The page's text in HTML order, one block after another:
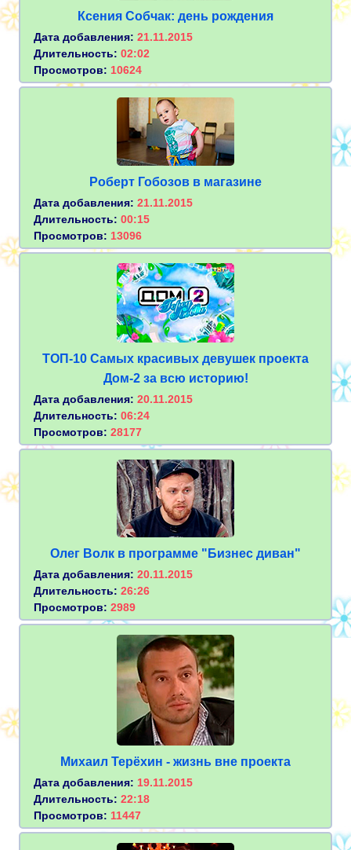
Ксения Собчак: день рождения
Дата добавления: 21.11.2015
Длительность: 02:02
Просмотров: 10624
Роберт Гобозов в магазине
Дата добавления: 21.11.2015
Длительность: 00:15
Просмотров: 13096
ТОП-10 Самых красивых девушек проекта
Дом-2 за всю историю!
Дата добавления: 20.11.2015
Длительность: 06:24
Просмотров: 28177
Олег Волк в программе "Бизнес диван"
Дата добавления: 20.11.2015
Длительность: 26:26
Просмотров: 2989
Михаил Терёхин - жизнь вне проекта
Дата добавления: 19.11.2015
Длительность: 22:18
Просмотров: 11447